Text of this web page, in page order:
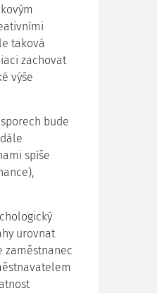
taková
zachovat
výše
bude
spíše
urovnat
zaměstnanec